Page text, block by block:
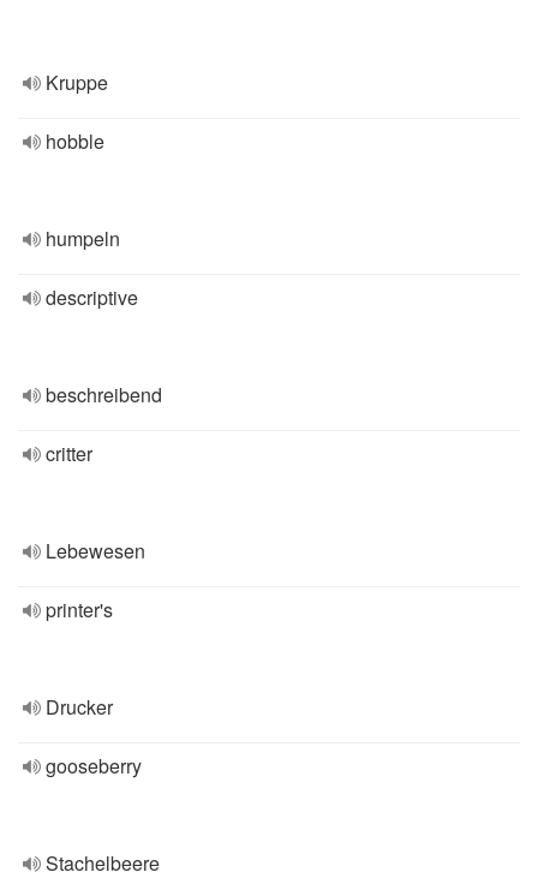
Kruppe
hobble
humpeln
descriptive
beschreibend
critter
Lebewesen
printer's
Drucker
gooseberry
Stachelbeere